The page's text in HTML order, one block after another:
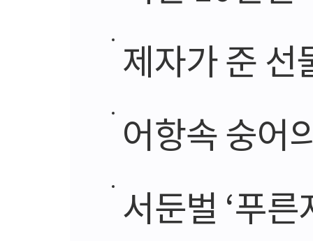
제자가 준 선
어항속 숭어
서둔벌 ‘푸